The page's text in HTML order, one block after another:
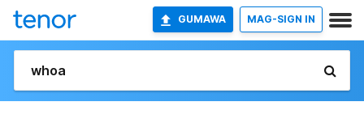
GUMAWA MAG-SIGN IN